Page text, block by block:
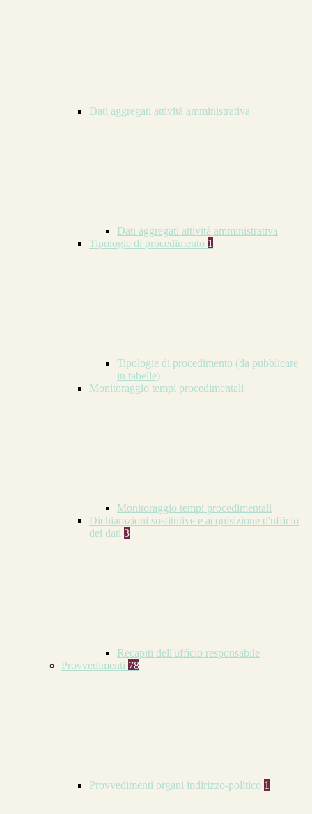
Dati aggregati attività amministrativa
Dati aggregati attività amministrativa
Tipologie di procedimento 1
Tipologie di procedimento (da pubblicare
in tabelle)
Monitoraggio tempi procedimentali
Monitoraggio tempi procedimentali
Dichiarazioni sostitutive e acquisizione d'ufficio
dei dati 3
Recapiti dell'ufficio responsabile
Provvedimenti 78
Provvedimenti organi indirizzo-politico 1